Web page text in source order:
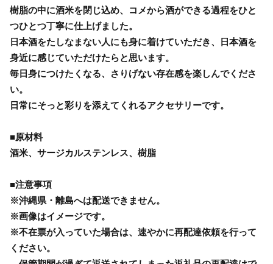
樹脂の中に酒米を閉じ込め、コメから酒ができる過程をひと
つひとつ丁寧に仕上げました。
日本酒をたしなまない人にも身に着けていただき、日本酒を
身近に感じていただけたらと思います。
毎日身につけたくなる、さりげない存在感を楽しんでくださ
い。
日常にそっと彩りを添えてくれるアクセサリーです。
■原材料
酒米、サージカルステンレス、樹脂
■注意事項
※沖縄県・離島へは配送できません。
※画像はイメージです。
※不在票が入っていた場合は、速やかに再配達依頼を行って
ください。